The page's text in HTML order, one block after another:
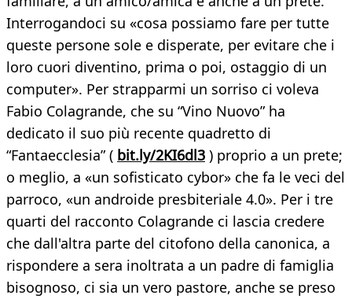
Interrogandoci su «cosa possiamo fare per tutte
queste persone sole e disperate, per evitare che i
loro cuori diventino, prima o poi, ostaggio di un
computer». Per strapparmi un sorriso ci voleva
Fabio Colagrande, che su “Vino Nuovo” ha
dedicato il suo più recente quadretto di
“Fantaecclesia” ( bit.ly/2KI6dl3 ) proprio a un prete;
o meglio, a «un sofisticato cybor» che fa le veci del
parroco, «un androide presbiteriale 4.0». Per i tre
quarti del racconto Colagrande ci lascia credere
che dall'altra parte del citofono della canonica, a
rispondere a sera inoltrata a un padre di famiglia
bisognoso, ci sia un vero pastore, anche se preso